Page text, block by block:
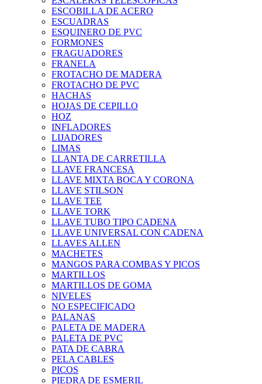
ESCOBILLA DE ACERO
ESCUADRAS
ESQUINERO DE PVC
FORMONES
FRAGUADORES
FRANELA
FROTACHO DE MADERA
FROTACHO DE PVC
HACHAS
HOJAS DE CEPILLO
HOZ
INFLADORES
LIJADORES
LIMAS
LLANTA DE CARRETILLA
LLAVE FRANCESA
LLAVE MIXTA BOCA Y CORONA
LLAVE STILSON
LLAVE TEE
LLAVE TORK
LLAVE TUBO TIPO CADENA
LLAVE UNIVERSAL CON CADENA
LLAVES ALLEN
MACHETES
MANGOS PARA COMBAS Y PICOS
MARTILLOS
MARTILLOS DE GOMA
NIVELES
NO ESPECIFICADO
PALANAS
PALETA DE MADERA
PALETA DE PVC
PATA DE CABRA
PELA CABLES
PICOS
PIEDRA DE ESMERIL